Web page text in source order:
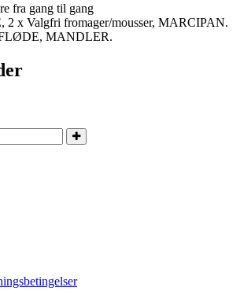
fra gang til gang
x Valgfri fromager/mousser, MARCIPAN.
MANDLER.